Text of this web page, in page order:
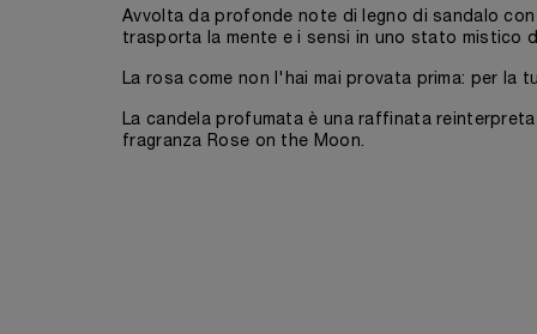
Avvolta da profonde note di legno di sandalo
trasporta la mente e i sensi in uno stato mistico
La rosa come non l'hai mai provata prima: per la
La candela profumata è una raffinata
fragranza Rose on the Moon.